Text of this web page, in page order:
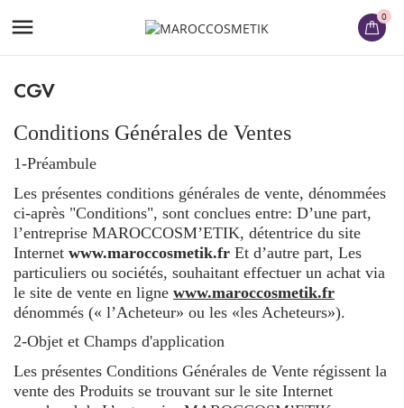
 0
CGV
Conditions Générales de Ventes
1-Préambule
Les présentes conditions générales de vente, dénommées
ci-après "Conditions", sont conclues entre: D’une part,
l’entreprise MAROCCOSM’ETIK, détentrice du site
Internet www.maroccosmetik.fr Et d’autre part, Les
particuliers ou sociétés, souhaitant effectuer un achat via
le site de vente en ligne www.maroccosmetik.fr
dénommés (« l’Acheteur» ou les «les Acheteurs»).
2-Objet et Champs d'application
Les présentes Conditions Générales de Vente régissent la
vente des Produits se trouvant sur le site Internet